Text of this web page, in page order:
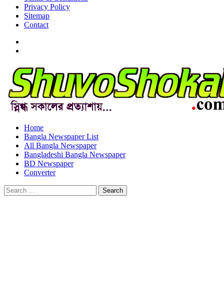
Privacy Policy
Sitemap
Contact
Home
Bangla Newspaper List
All Bangla Newspaper
Bangladeshi Bangla Newspaper
BD Newspaper
Converter
Search
for: